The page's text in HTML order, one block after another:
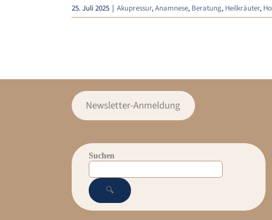
25. Juli 2025 | Akupressur,Anamnese, Beratung, Heilkräuter,
Newsletter-Anmeldung
Suchen
🔍